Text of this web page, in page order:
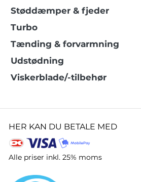
Støddæmper & fjeder
Turbo
Tænding & forvarmning
Udstødning
Viskerblade/-tilbehør
HER KAN DU BETALE MED
Alle priser inkl. 25% moms